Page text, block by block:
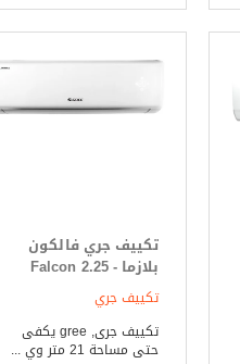
تكييف جري فالكون
بلازما - Falcon 2.25
حصان بارد فقط
تكييف جري
تكييف جرى, gree يكفى
حتى مساحة 21 متر وي ...